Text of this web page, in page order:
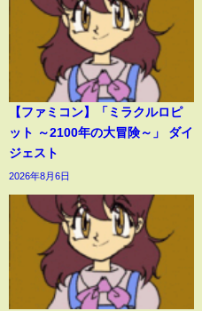
【ファミコン】「ミラクルロピ
ット ～2100年の大冒険～」 ダイ
ジェスト
2026年8月6日